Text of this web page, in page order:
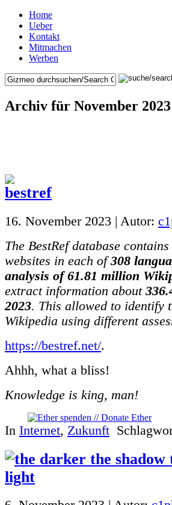
Home
Ueber
Kontakt
Mitmachen
Werben
Archiv für November 2023
16. November 2023 | Autor:
The BestRef database
websites in each of308
analysis of 61.81 million
extract information about
2023. This allowed to identify
Wikipedia using different
https://bestref.net/.
Ahhh, what a bliss!
Knowledge is king, man!
In Internet, Zukunft